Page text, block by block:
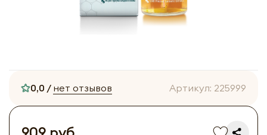
0,0 / нет отзывов Артикул: 225999